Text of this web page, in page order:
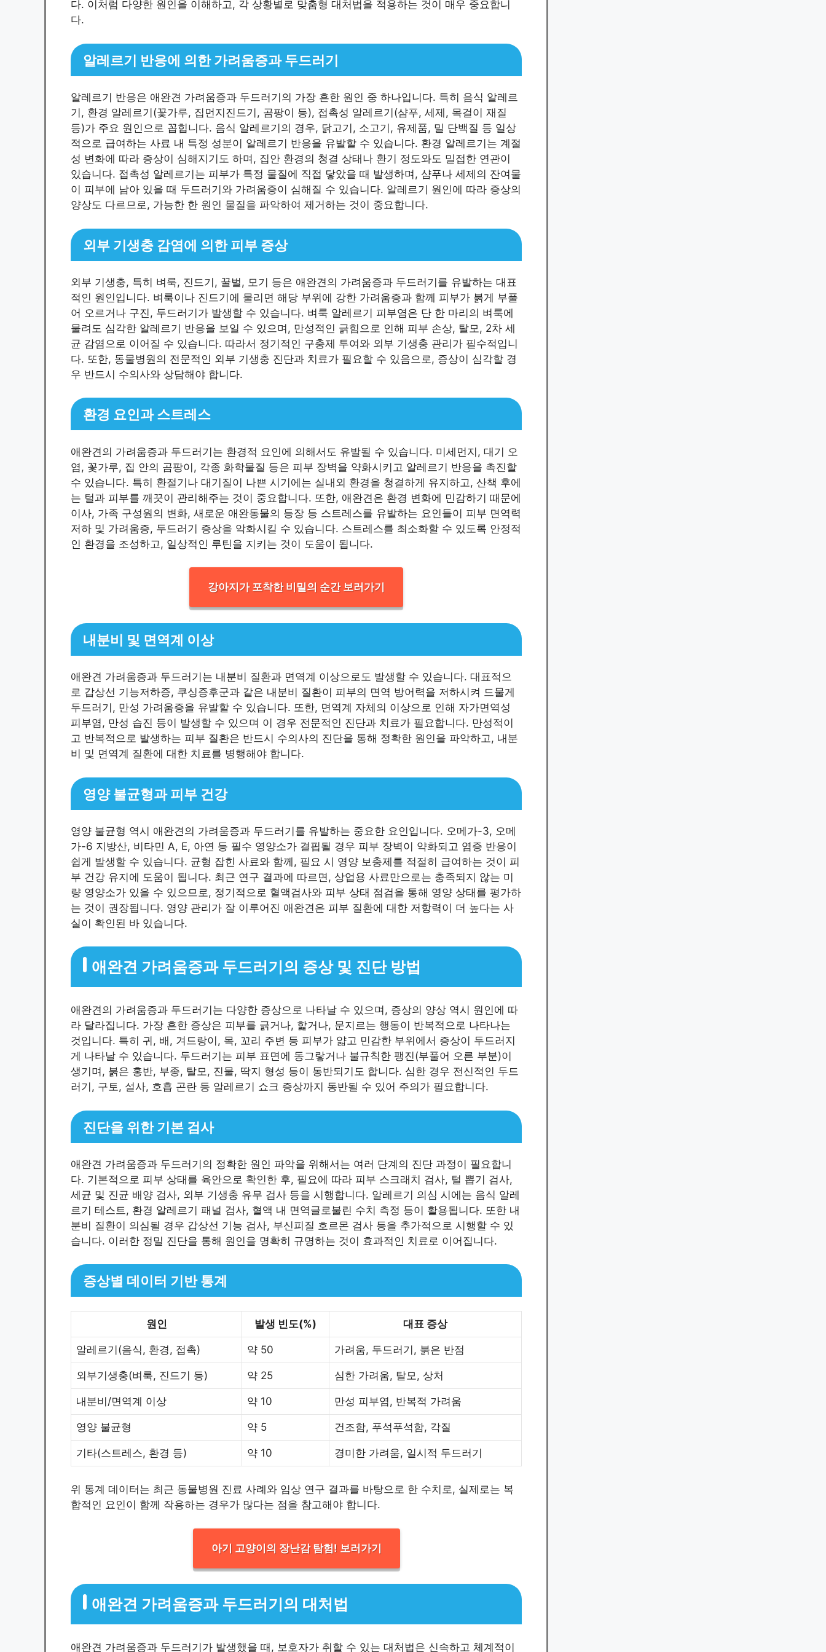
다. 이처럼 다양한 원인을 이해하고, 각 상황별로 맞춤형 대처법을 적용하는 것이 매우 중요합니
다.
알레르기 반응에 의한 가려움증과 두드러기
알레르기 반응은 애완견 가려움증과 두드러기의 가장 흔한 원인 중 하나입니다. 특히 음식 알레르
기, 환경 알레르기(꽃가루, 집먼지진드기, 곰팡이 등), 접촉성 알레르기(샴푸, 세제, 목걸이 재질
등)가 주요 원인으로 꼽힙니다. 음식 알레르기의 경우, 닭고기, 소고기, 유제품, 밀 단백질 등 일상
적으로 급여하는 사료 내 특정 성분이 알레르기 반응을 유발할 수 있습니다. 환경 알레르기는 계절
성 변화에 따라 증상이 심해지기도 하며, 집안 환경의 청결 상태나 환기 정도와도 밀접한 연관이
있습니다. 접촉성 알레르기는 피부가 특정 물질에 직접 닿았을 때 발생하며, 샴푸나 세제의 잔여물
이 피부에 남아 있을 때 두드러기와 가려움증이 심해질 수 있습니다. 알레르기 원인에 따라 증상의
양상도 다르므로, 가능한 한 원인 물질을 파악하여 제거하는 것이 중요합니다.
외부 기생충 감염에 의한 피부 증상
외부 기생충, 특히 벼룩, 진드기, 꿀벌, 모기 등은 애완견의 가려움증과 두드러기를 유발하는 대표
적인 원인입니다. 벼룩이나 진드기에 물리면 해당 부위에 강한 가려움증과 함께 피부가 붉게 부풀
어 오르거나 구진, 두드러기가 발생할 수 있습니다. 벼룩 알레르기 피부염은 단 한 마리의 벼룩에
물려도 심각한 알레르기 반응을 보일 수 있으며, 만성적인 긁힘으로 인해 피부 손상, 탈모, 2차 세
균 감염으로 이어질 수 있습니다. 따라서 정기적인 구충제 투여와 외부 기생충 관리가 필수적입니
다. 또한, 동물병원의 전문적인 외부 기생충 진단과 치료가 필요할 수 있음으로, 증상이 심각할 경
우 반드시 수의사와 상담해야 합니다.
환경 요인과 스트레스
애완견의 가려움증과 두드러기는 환경적 요인에 의해서도 유발될 수 있습니다. 미세먼지, 대기 오
염, 꽃가루, 집 안의 곰팡이, 각종 화학물질 등은 피부 장벽을 약화시키고 알레르기 반응을 촉진할
수 있습니다. 특히 환절기나 대기질이 나쁜 시기에는 실내외 환경을 청결하게 유지하고, 산책 후에
는 털과 피부를 깨끗이 관리해주는 것이 중요합니다. 또한, 애완견은 환경 변화에 민감하기 때문에
이사, 가족 구성원의 변화, 새로운 애완동물의 등장 등 스트레스를 유발하는 요인들이 피부 면역력
저하 및 가려움증, 두드러기 증상을 악화시킬 수 있습니다. 스트레스를 최소화할 수 있도록 안정적
인 환경을 조성하고, 일상적인 루틴을 지키는 것이 도움이 됩니다.
강아지가 포착한 비밀의 순간 보러가기
내분비 및 면역계 이상
애완견 가려움증과 두드러기는 내분비 질환과 면역계 이상으로도 발생할 수 있습니다. 대표적으
로 갑상선 기능저하증, 쿠싱증후군과 같은 내분비 질환이 피부의 면역 방어력을 저하시켜 드물게
두드러기, 만성 가려움증을 유발할 수 있습니다. 또한, 면역계 자체의 이상으로 인해 자가면역성
피부염, 만성 습진 등이 발생할 수 있으며 이 경우 전문적인 진단과 치료가 필요합니다. 만성적이
고 반복적으로 발생하는 피부 질환은 반드시 수의사의 진단을 통해 정확한 원인을 파악하고, 내분
비 및 면역계 질환에 대한 치료를 병행해야 합니다.
영양 불균형과 피부 건강
영양 불균형 역시 애완견의 가려움증과 두드러기를 유발하는 중요한 요인입니다. 오메가-3, 오메
가-6 지방산, 비타민 A, E, 아연 등 필수 영양소가 결핍될 경우 피부 장벽이 약화되고 염증 반응이
쉽게 발생할 수 있습니다. 균형 잡힌 사료와 함께, 필요 시 영양 보충제를 적절히 급여하는 것이 피
부 건강 유지에 도움이 됩니다. 최근 연구 결과에 따르면, 상업용 사료만으로는 충족되지 않는 미
량 영양소가 있을 수 있으므로, 정기적으로 혈액검사와 피부 상태 점검을 통해 영양 상태를 평가하
는 것이 권장됩니다. 영양 관리가 잘 이루어진 애완견은 피부 질환에 대한 저항력이 더 높다는 사
실이 확인된 바 있습니다.
애완견 가려움증과 두드러기의 증상 및 진단 방법
애완견의 가려움증과 두드러기는 다양한 증상으로 나타날 수 있으며, 증상의 양상 역시 원인에 따
라 달라집니다. 가장 흔한 증상은 피부를 긁거나, 핥거나, 문지르는 행동이 반복적으로 나타나는
것입니다. 특히 귀, 배, 겨드랑이, 목, 꼬리 주변 등 피부가 얇고 민감한 부위에서 증상이 두드러지
게 나타날 수 있습니다. 두드러기는 피부 표면에 동그랗거나 불규칙한 팽진(부풀어 오른 부분)이
생기며, 붉은 홍반, 부종, 탈모, 진물, 딱지 형성 등이 동반되기도 합니다. 심한 경우 전신적인 두드
러기, 구토, 설사, 호흡 곤란 등 알레르기 쇼크 증상까지 동반될 수 있어 주의가 필요합니다.
진단을 위한 기본 검사
애완견 가려움증과 두드러기의 정확한 원인 파악을 위해서는 여러 단계의 진단 과정이 필요합니
다. 기본적으로 피부 상태를 육안으로 확인한 후, 필요에 따라 피부 스크래치 검사, 털 뽑기 검사,
세균 및 진균 배양 검사, 외부 기생충 유무 검사 등을 시행합니다. 알레르기 의심 시에는 음식 알레
르기 테스트, 환경 알레르기 패널 검사, 혈액 내 면역글로불린 수치 측정 등이 활용됩니다. 또한 내
분비 질환이 의심될 경우 갑상선 기능 검사, 부신피질 호르몬 검사 등을 추가적으로 시행할 수 있
습니다. 이러한 정밀 진단을 통해 원인을 명확히 규명하는 것이 효과적인 치료로 이어집니다.
증상별 데이터 기반 통계
원인 발생 빈도(%) 대표 증상
알레르기(음식, 환경, 접촉) 약 50 가려움, 두드러기, 붉은 반점
외부기생충(벼룩, 진드기 등) 약 25 심한 가려움, 탈모, 상처
내분비/면역계 이상 약 10 만성 피부염, 반복적 가려움
영양 불균형 약 5 건조함, 푸석푸석함, 각질
기타(스트레스, 환경 등) 약 10 경미한 가려움, 일시적 두드러기
위 통계 데이터는 최근 동물병원 진료 사례와 임상 연구 결과를 바탕으로 한 수치로, 실제로는 복
합적인 요인이 함께 작용하는 경우가 많다는 점을 참고해야 합니다.
아기 고양이의 장난감 탐험! 보러가기
애완견 가려움증과 두드러기의 대처법
애완견 가려움증과 두드러기가 발생했을 때, 보호자가 취할 수 있는 대처법은 신속하고 체계적이